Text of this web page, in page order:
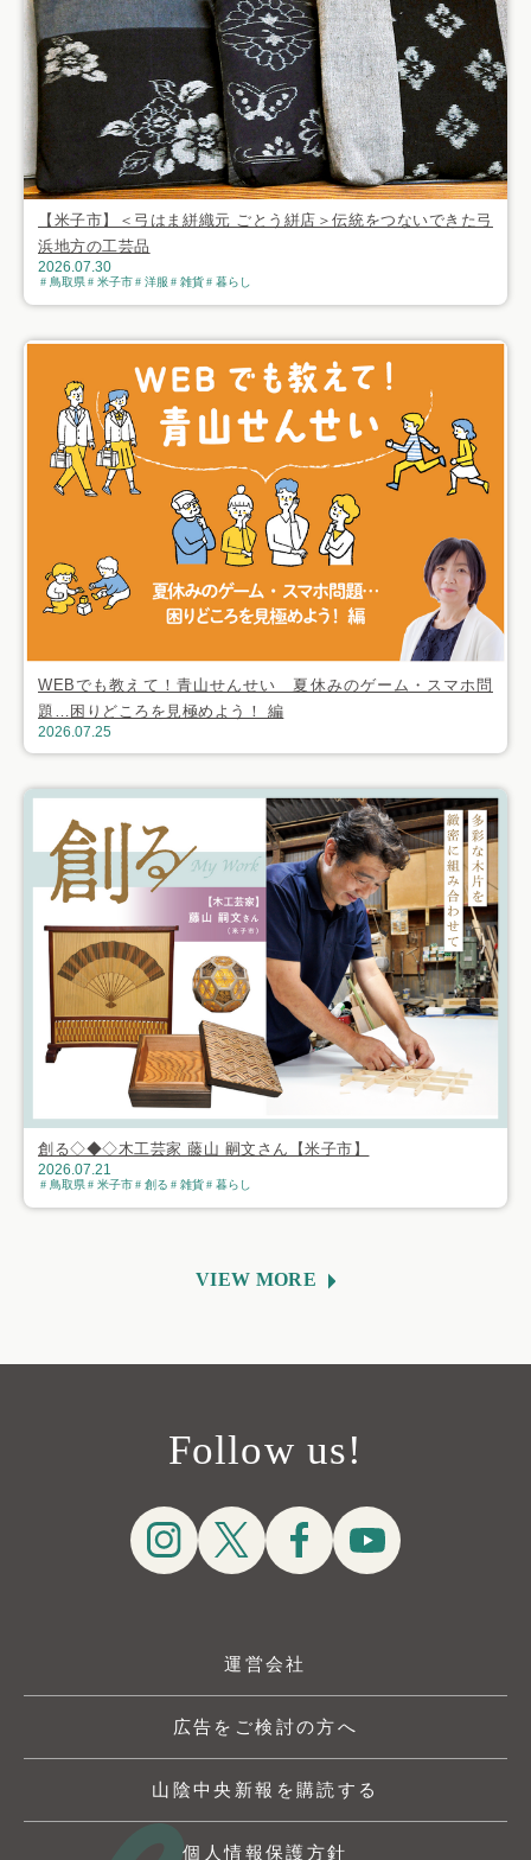
【米子市】＜弓はま絣織元 ごとう絣店＞伝統をつないできた弓
浜地方の工芸品
2026.07.30
鳥取県 米子市 洋服 雑貨 暮らし
WEBでも教えて！青山せんせい 夏休みのゲーム・スマホ問
題…困りどころを見極めよう！ 編
2026.07.25
創る◇◆◇木工芸家 藤山 嗣文さん【米子市】
2026.07.21
鳥取県 米子市 創る 雑貨 暮らし
VIEW MORE
Follow us!
運営会社
広告をご検討の方へ
山陰中央新報を購読する
個人情報保護方針